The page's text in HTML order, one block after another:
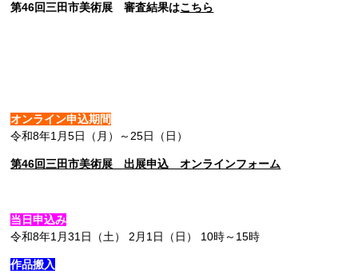
第46回三田市美術展 審査結果はこちら
オンライン申込期間
令和8年1月5日（月）～25日（日）
第46回三田市美術展 出展申込 オンラインフォーム
当日申込み
令和8年1月31日（土） 2月1日（日） 10時～15時
作品搬入